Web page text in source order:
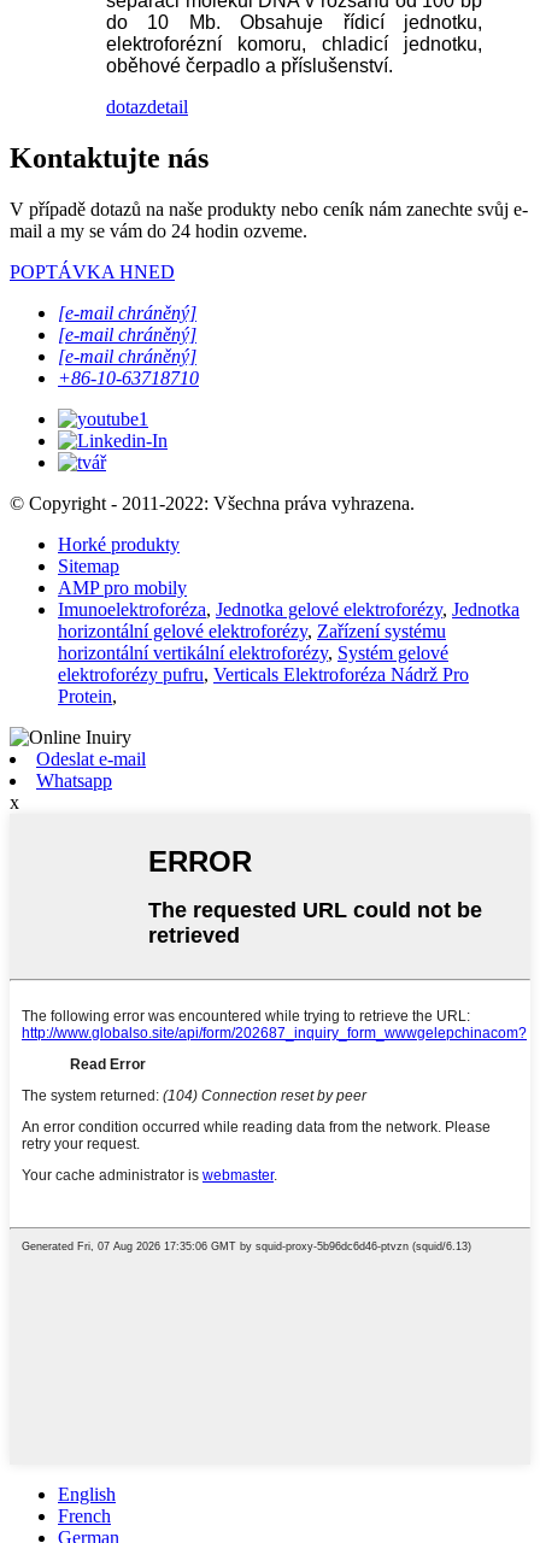
do 10 Mb. Obsahuje řídicí jednotku,
elektroforézní komoru, chladicí jednotku,
oběhové čerpadlo a příslušenství.
dotazdetail
Kontaktujte nás
V případě dotazů na naše produkty nebo ceník nám zanechte svůj e-
mail a my se vám do 24 hodin ozveme.
POPTÁVKA HNED
[e-mail chráněný]
[e-mail chráněný]
[e-mail chráněný]
+86-10-63718710
© Copyright - 2011-2022: Všechna práva vyhrazena.
Horké produkty
Sitemap
AMP pro mobily
Imunoelektroforéza, Jednotka gelové elektroforézy, Jednotka
horizontální gelové elektroforézy, Zařízení systému
horizontální vertikální elektroforézy, Systém gelové
elektroforézy pufru, Verticals Elektroforéza Nádrž Pro
Protein,
Odeslat e-mail
Whatsapp
x
English
French
German